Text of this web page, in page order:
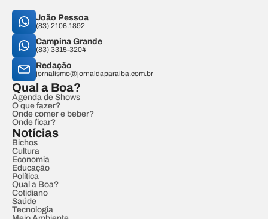
João Pessoa
(83) 2106.1892
Campina Grande
(83) 3315-3204
Redação
jornalismo@jornaldaparaiba.com.br
Qual a Boa?
Agenda de Shows
O que fazer?
Onde comer e beber?
Onde ficar?
Notícias
Bichos
Cultura
Economia
Educação
Política
Qual a Boa?
Cotidiano
Saúde
Tecnologia